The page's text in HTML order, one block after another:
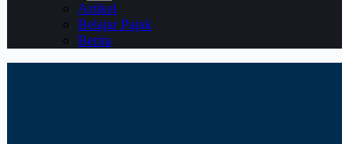
Artikel
Belajar Pajak
Berita